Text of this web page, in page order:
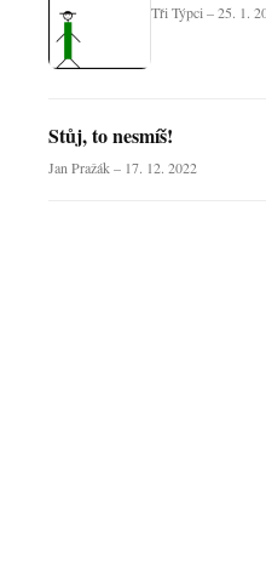
Tři Týpci – 25. 1.
Stůj, to nesmíš!
Jan Pražák – 17. 12. 2022